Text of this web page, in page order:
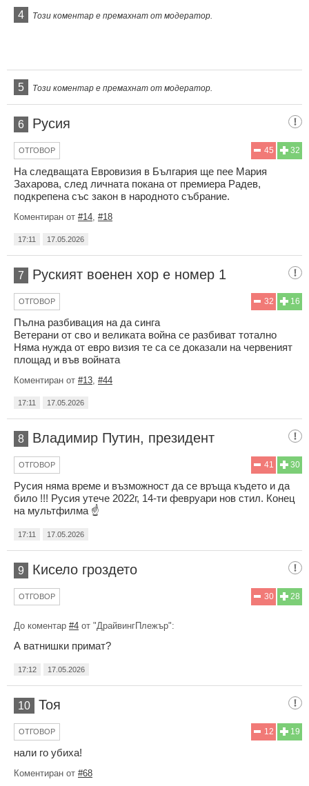
4 Този коментар е премахнат от модератор.
5 Този коментар е премахнат от модератор.
6 Русия
32
45
ОТГОВОР
На следващата Евровизия в България ще пее Мария
Захарова, след личната покана от премиера Радев,
подкрепена със закон в народното събрание.
Коментиран от #14 #18
17:11 17.05.2026
7 Руският военен хор е номер 1
16
32
ОТГОВОР
Пълна разбивация на да синга
Ветерани от сво и великата война се разбиват тотално
Няма нужда от евро визия те са се доказали на червеният
площад и във войната
Коментиран от #13 #44
17:11 17.05.2026
8 Владимир Путин, президент
30
41
ОТГОВОР
Русия няма време и възможност да се връща където и да
било !!! Русия утече 2022г, 14-ти февруари нов стил. Конец
на мультфилма ☝️
17:11 17.05.2026
9 Кисело гроздето
28
30
ОТГОВОР
До коментар #4 от "ДрайвингПлежър":
А ватнишки примат?
17:12 17.05.2026
10 Тоя
19
12
ОТГОВОР
нали го убиха!
Коментиран от #68